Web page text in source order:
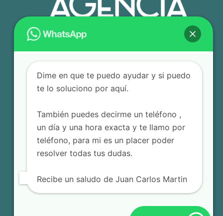
Dime en que te puedo ayudar y si puedo
te lo soluciono por aquí.
También puedes decirme un teléfono ,
un día y una hora exacta y te llamo por
teléfono, para mi es un placer poder
resolver todas tus dudas.
Recibe un saludo de Juan Carlos Martin